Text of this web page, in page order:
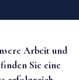
Arbeit und
Sie eine